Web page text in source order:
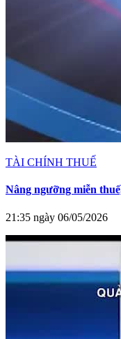
TÀI CHÍNH THUẾ
Nâng ngưỡng miễn
21:35 ngày 06/05/2026